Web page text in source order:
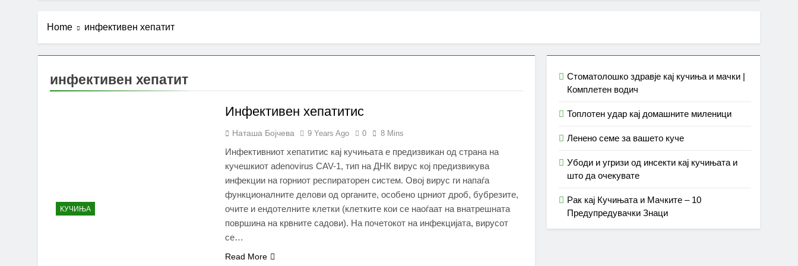
Home инфективен хепатит
инфективен хепатит
КУЧИЊА
Инфективен хепатитис
Наташа Бојчева 9 Years Ago 0 8 Mins
Инфективниот хепатитис кај кучињата е предизвикан од страна на
кучешкиот adenovirus CAV-1, тип на ДНК вирус кој предизвикува
инфекции на горниот респираторен систем. Овој вирус ги напаѓа
функционалните делови од органите, особено црниот дроб, бубрезите,
очите и ендотелните клетки (клетките кои се наоѓаат на внатрешната
површина на крвните садови). На почетокот на инфекцијата, вирусот
се…
Read More
Стоматолошко здравје кај кучиња и мачки |
Комплетен водич
Топлотен удар кај домашните миленици
Ленено семе за вашето куче
Убоди и угризи од инсекти кај кучињата и
што да очекувате
Рак кај Кучињата и Мачките – 10
Предупредувачки Знаци